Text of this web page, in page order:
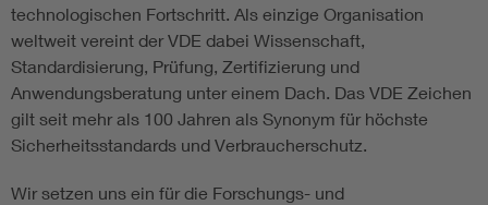
technologischen Fortschritt. Als einzige Organisation
weltweit vereint der VDE dabei Wissenschaft,
Standardisierung, Prüfung, Zertifizierung und
Anwendungsberatung unter einem Dach. Das VDE Zeichen
gilt seit mehr als 100 Jahren als Synonym für höchste
Sicherheitsstandards und Verbraucherschutz.
Wir setzen uns ein für die Forschungs- und